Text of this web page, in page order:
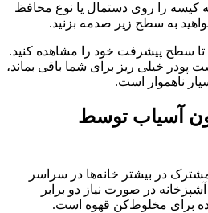
کیسه را روی دستمال یا نوع محافظ
به سطح زیر صدمه بزنید.
تا سطح پیشرفت خود را مشاهده کنید.
پودر خیلی ریز برای شما باقی بماند،
ناهموار است.
آسیاب توسط
در بیشتر خانه‌ها در سراسر
در صورت نیاز دو برابر
برای مخلوط‌کن قهوه است.